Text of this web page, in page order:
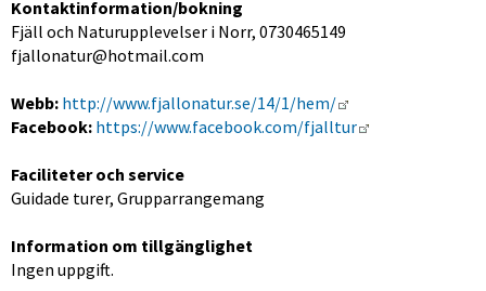
Kontaktinformation/bokning
Fjäll och Naturupplevelser i Norr, 0730465149
fjallonatur@hotmail.com
Webb: http://www.fjallonatur.se/14/1/hem/
Facebook: https://www.facebook.com/fjalltur
Faciliteter och service
Guidade turer, Grupparrangemang
Information om tillgänglighet
Ingen uppgift.